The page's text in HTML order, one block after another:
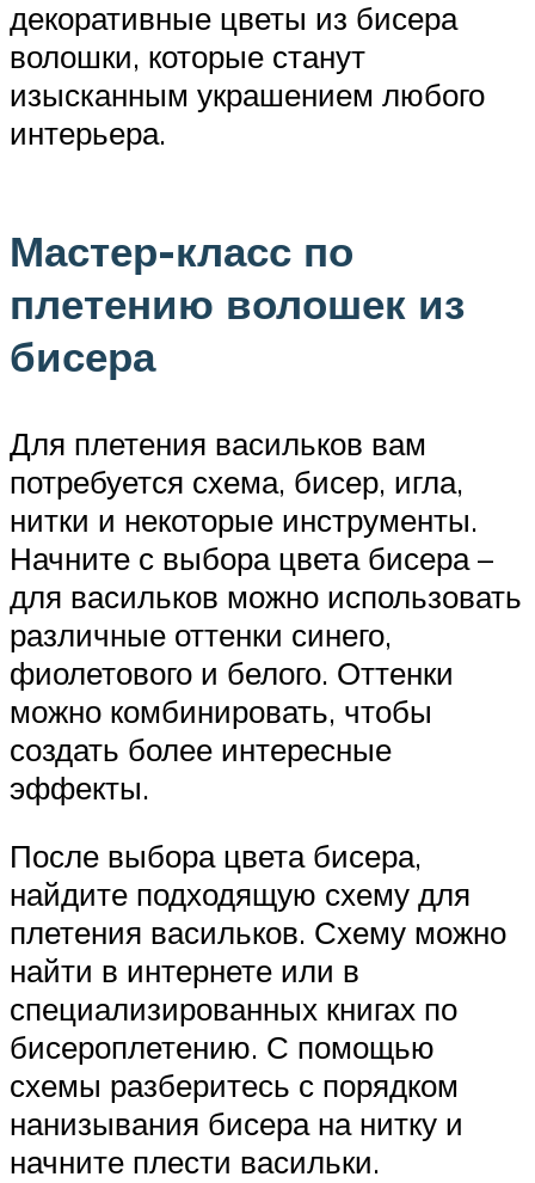
декоративные цветы из бисера
волошки, которые станут
изысканным украшением любого
интерьера.
Мастер-класс по
плетению волошек из
бисера
Для плетения васильков вам
потребуется схема, бисер, игла,
нитки и некоторые инструменты.
Начните с выбора цвета бисера –
для васильков можно использовать
различные оттенки синего,
фиолетового и белого. Оттенки
можно комбинировать, чтобы
создать более интересные
эффекты.
После выбора цвета бисера,
найдите подходящую схему для
плетения васильков. Схему можно
найти в интернете или в
специализированных книгах по
бисероплетению. С помощью
схемы разберитесь с порядком
нанизывания бисера на нитку и
начните плести васильки.